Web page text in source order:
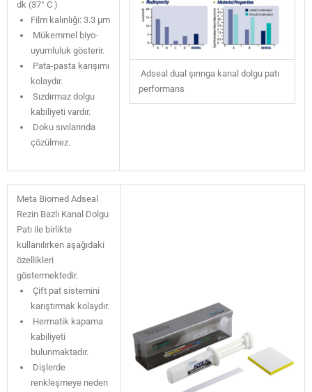
dk (37° C )
Film kalınlığı: 3.3 µm
Mükemmel biyo-
uyumluluk gösterir.
Pata-pasta karışımı
kolaydır.
Sızdırmaz dolgu
kabiliyeti vardır.
Doku sıvılarında
çözülmez.
Adseal dual şırınga kanal dolgu patı
performans
Meta Biomed Adseal
Rezin Bazlı Kanal Dolgu
Patı ile birlikte
kullanılırken aşağıdaki
özellikleri
göstermektedir.
Çift pat sistemini
karıştırmak kolaydır.
Hermatik kapama
kabiliyeti
bulunmaktadır.
Dişlerde
renkleşmeye neden